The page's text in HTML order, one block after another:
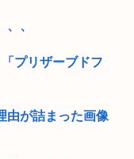
、
プリザーブドフ
由が詰まった画像